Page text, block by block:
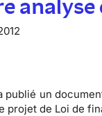
publié un
projet de Loi de